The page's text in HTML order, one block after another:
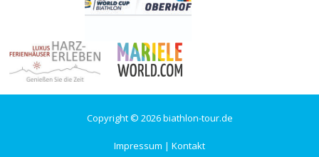
Copyright © 2026 biathlon-tour.de
Impressum | Kontakt